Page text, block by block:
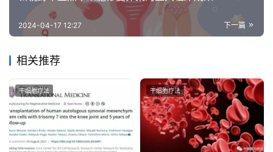
下一篇
2024-04-17 12:27
相关推荐
干细胞疗法 干细胞疗法